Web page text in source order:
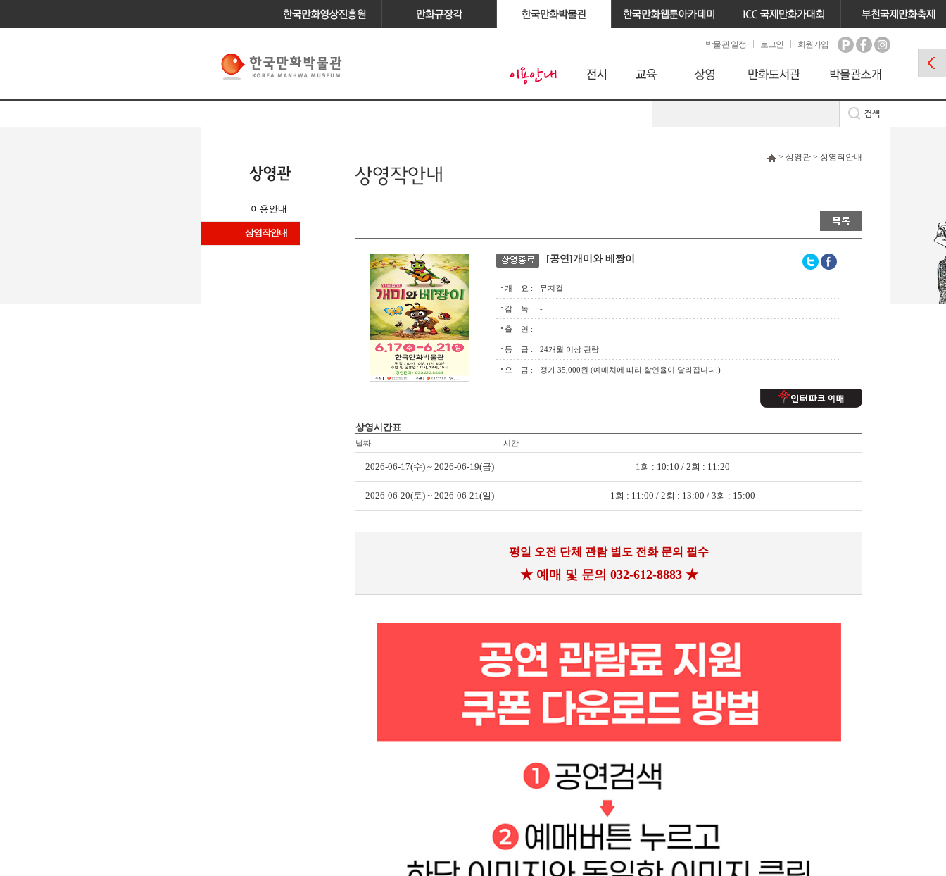
박물관 일정 로그인 회원가입
이용안내
상영작안내
> 상영관 > 상영작안내
[공연]개미와 베짱이
개 요 : 뮤지컬
감 독 : -
출 연 : -
등 급 : 24개월 이상 관람
요 금 : 정가 35,000원 (예매처에 따라 할인율이 달라집니다.)
상영시간표
날짜 시간
2026-06-17(수) ~ 2026-06-19(금) 1회 : 10:10 / 2회 : 11:20
2026-06-20(토) ~ 2026-06-21(일) 1회 : 11:00 / 2회 : 13:00 / 3회 : 15:00
평일 오전 단체 관람 별도 전화 문의 필수
★ 예매 및 문의 032-612-8883 ★